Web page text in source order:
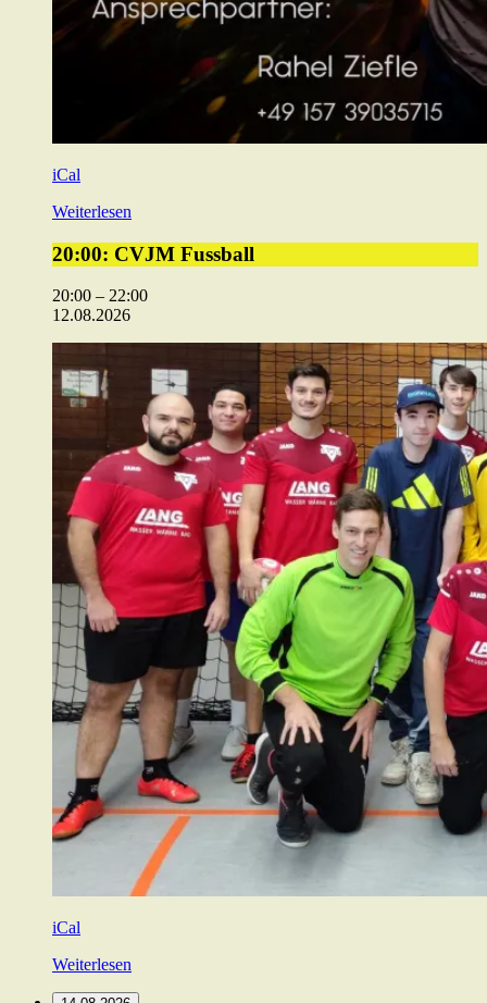
iCal
Weiterlesen
20:00:
CVJM
Fussball
20:00: CVJM Fussball
20:00 – 22:00
12.08.2026
iCal
Weiterlesen